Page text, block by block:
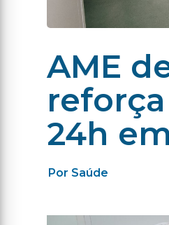
AME
24h
Por Saúde